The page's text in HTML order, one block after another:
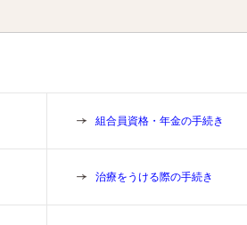
組合員資格・年金の手続き
治療をうける際の手続き